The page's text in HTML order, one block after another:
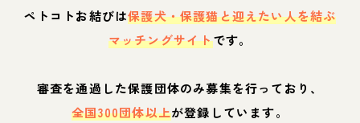
ペトコトお結びは保護犬・保護猫と迎えたい人を結ぶ
マッチングサイトです。
審査を通過した保護団体のみ募集を行っており、
全国300団体以上が登録しています。